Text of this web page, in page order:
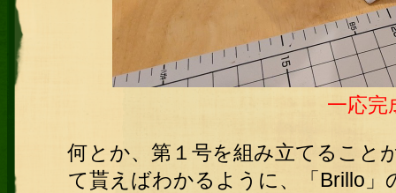
一応完
何とか、第１号を組み立てること
て貰えばわかるように、「Brillo